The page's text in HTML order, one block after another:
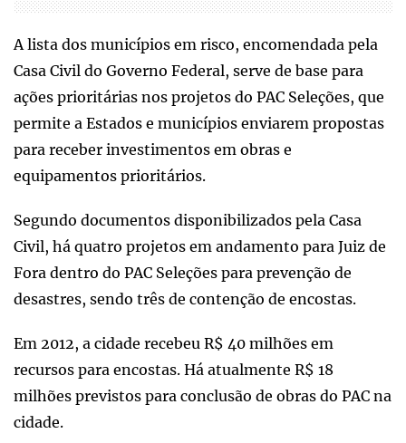
A lista dos municípios em risco, encomendada pela
Casa Civil do Governo Federal, serve de base para
ações prioritárias nos projetos do PAC Seleções, que
permite a Estados e municípios enviarem propostas
para receber investimentos em obras e
equipamentos prioritários.
Segundo documentos disponibilizados pela Casa
Civil, há quatro projetos em andamento para Juiz de
Fora dentro do PAC Seleções para prevenção de
desastres, sendo três de contenção de encostas.
Em 2012, a cidade recebeu R$ 40 milhões em
recursos para encostas. Há atualmente R$ 18
milhões previstos para conclusão de obras do PAC na
cidade.